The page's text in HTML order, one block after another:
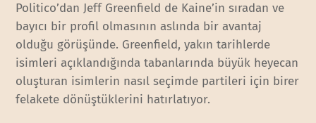
Politico’dan Jeff Greenfield de Kaine’in sıradan ve
bayıcı bir profil olmasının aslında bir avantaj
olduğu görüşünde. Greenfield, yakın tarihlerde
isimleri açıklandığında tabanlarında büyük heyecan
oluşturan isimlerin nasıl seçimde partileri için birer
felakete dönüştüklerini hatırlatıyor.